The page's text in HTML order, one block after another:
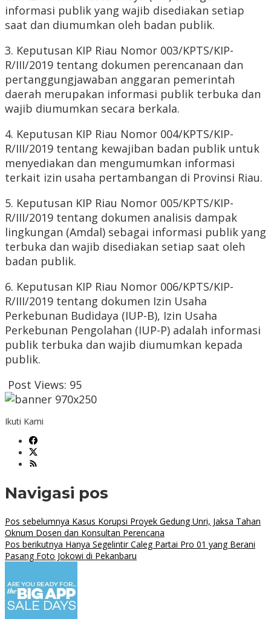
informasi publik yang wajib disediakan setiap
saat dan diumumkan oleh badan publik.
3. Keputusan KIP Riau Nomor 003/KPTS/KIP-
R/III/2019 tentang dokumen perencanaan dan
pertanggungjawaban anggaran pemerintah
daerah merupakan informasi publik terbuka dan
wajib diumumkan secara berkala.
4. Keputusan KIP Riau Nomor 004/KPTS/KIP-
R/III/2019 tentang kewajiban badan publik untuk
menyediakan dan mengumumkan informasi
terkait izin usaha pertambangan di Provinsi Riau.
5. Keputusan KIP Riau Nomor 005/KPTS/KIP-
R/III/2019 tentang dokumen analisis dampak
lingkungan (Amdal) sebagai informasi publik yang
terbuka dan wajib disediakan setiap saat oleh
badan publik.
6. Keputusan KIP Riau Nomor 006/KPTS/KIP-
R/III/2019 tentang dokumen Izin Usaha
Perkebunan Budidaya (IUP-B), Izin Usaha
Perkebunan Pengolahan (IUP-P) adalah informasi
publik terbuka dan wajib diumumkan kepada
publik.
Post Views: 95
Ikuti Kami
Navigasi pos
Pos sebelumnya Kasus Korupsi Proyek Gedung Unri, Jaksa Tahan
Oknum Dosen dan Konsultan Perencana
Pos berikutnya Hanya Segelintir Caleg Partai Pro 01 yang Berani
Pasang Foto Jokowi di Pekanbaru